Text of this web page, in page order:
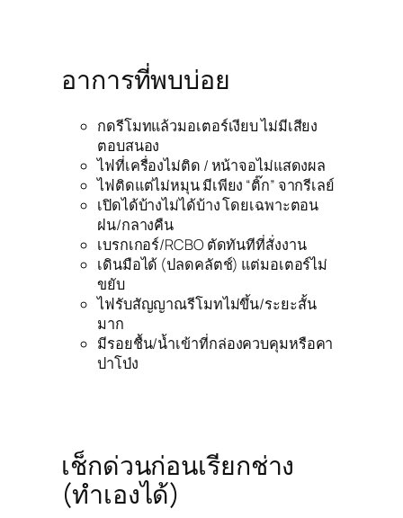
อาการที่พบบ่อย
กดรีโมทแล้วมอเตอร์เงียบ ไม่มีเสียง
ตอบสนอง
ไฟที่เครื่องไม่ติด / หน้าจอไม่แสดงผล
ไฟติดแต่ไม่หมุน มีเพียง “ติ๊ก” จากรีเลย์
เปิดได้บ้างไม่ได้บ้าง โดยเฉพาะตอน
ฝน/กลางคืน
เบรกเกอร์/RCBO ตัดทันทีที่สั่งงาน
เดินมือได้ (ปลดคลัตช์) แต่มอเตอร์ไม่
ขยับ
ไฟรับสัญญาณรีโมทไม่ขึ้น/ระยะสั้น
มาก
มีรอยชื้น/น้ำเข้าที่กล่องควบคุมหรือคา
ปาโป่ง
เช็กด่วนก่อนเรียกช่าง
(ทำเองได้)